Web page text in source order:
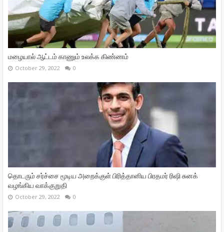
மழையால் ஆட்டம் காணும் உலக்க கிண்ணம்
October 29, 2022 0
தொடரும் சர்ச்சை மூடிய அறைக்குள் பிரித்தானிய பிரதமர் ரிஷி சுனக்
வழங்கிய வாக்குறுதி
October 29, 2022 0